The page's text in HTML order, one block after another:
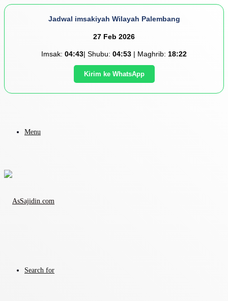
Jadwal imsakiyah Wilayah Palembang
27 Feb 2026
Imsak: 04:43| Shubu: 04:53 | Maghrib: 18:22
Kirim ke WhatsApp
Menu
Search for